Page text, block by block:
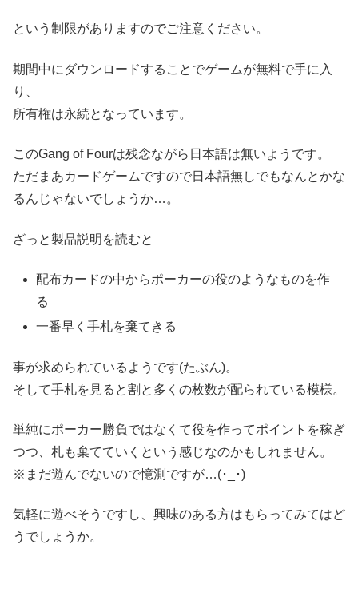
という制限がありますのでご注意ください。
期間中にダウンロードすることでゲームが無料で手に入
り、
所有権は永続となっています。
このGang of Fourは残念ながら日本語は無いようです。
ただまあカードゲームですので日本語無しでもなんとかな
るんじゃないでしょうか…。
ざっと製品説明を読むと
配布カードの中からポーカーの役のようなものを作
る
一番早く手札を棄てきる
事が求められているようです(たぶん)。
そして手札を見ると割と多くの枚数が配られている模様。
単純にポーカー勝負ではなくて役を作ってポイントを稼ぎ
つつ、札も棄てていくという感じなのかもしれません。
※まだ遊んでないので憶測ですが…(･_･)
気軽に遊べそうですし、興味のある方はもらってみてはど
うでしょうか。